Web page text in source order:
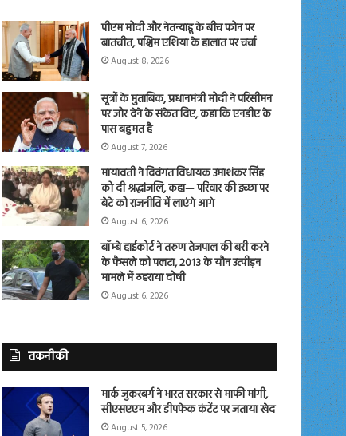
पीएम मोदी और नेतन्याहू के बीच फोन पर
बातचीत, पश्चिम एशिया के हालात पर चर्चा
August 8, 2026
सूत्रों के मुताबिक, प्रधानमंत्री मोदी ने परिसीमन
पर जोर देने के संकेत दिए, कहा कि एनडीए के
पास बहुमत है
August 7, 2026
मायावती ने दिवंगत विधायक उमाशंकर सिंह
को दी श्रद्धांजलि, कहा— परिवार की इच्छा पर
बेटे को राजनीति में लाएंगे आगे
August 6, 2026
बॉम्बे हाईकोर्ट ने तरुण तेजपाल की बरी करने
के फैसले को पलटा, 2013 के यौन उत्पीड़न
मामले में ठहराया दोषी
August 6, 2026
तकनीकी
मार्क जुकरबर्ग ने भारत सरकार से माफी मांगी,
सीएसएएम और डीपफेक कंटेंट पर जताया खेद
August 5, 2026